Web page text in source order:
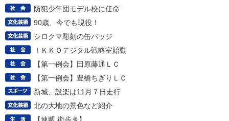
防犯少年団モデル校に任命
90歳、今でも現役！
シロクマ彫刻の缶バッジ
ＩＫＫＯデジタル戦略室始動
【第一例会】田原藤通ＬＣ
【第一例会】豊橋ちぎりＬＣ
新城、設楽は11月７日走行
北の大地の景色など紹介